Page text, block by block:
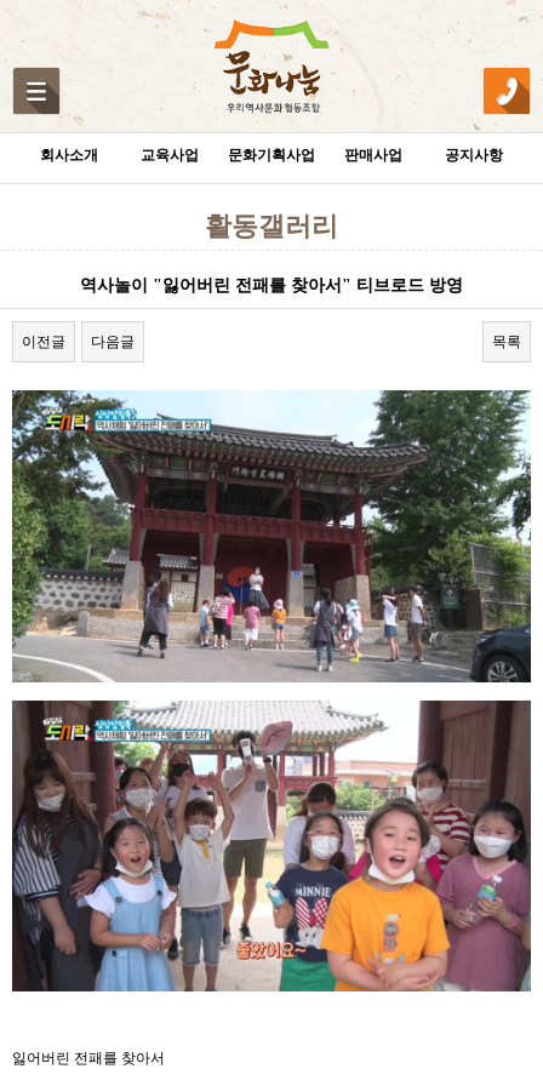
회사소개 교육사업 문화기획사업 판매사업 공지사항
활동갤러리
역사놀이 "잃어버린 전패를 찾아서" 티브로드 방영
이전글 다음글 목록
본문
잃어버린 전패를 찾아서